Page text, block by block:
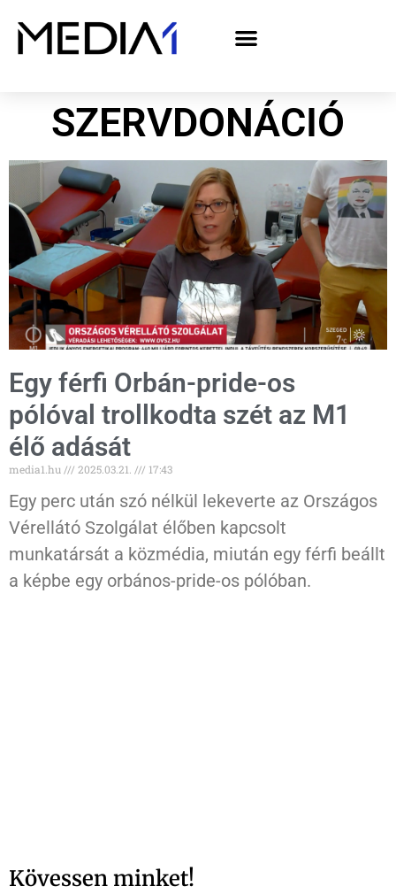
SZERVDONÁCIÓ
Egy férfi Orbán-pride-os
pólóval trollkodta szét az M1
élő adását
media1.hu 2025.03.21. 17:43
Egy perc után szó nélkül lekeverte az Országos
Vérellátó Szolgálat élőben kapcsolt
munkatársát a közmédia, miután egy férfi beállt
a képbe egy orbános-pride-os pólóban.
Kövessen minket!